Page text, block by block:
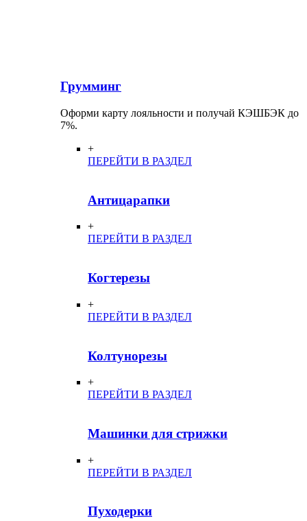
Грумминг
Оформи карту лояльности и получай КЭШБЭК до
7%.
+
ПЕРЕЙТИ В РАЗДЕЛ
Антицарапки
+
ПЕРЕЙТИ В РАЗДЕЛ
Когтерезы
+
ПЕРЕЙТИ В РАЗДЕЛ
Колтунорезы
+
ПЕРЕЙТИ В РАЗДЕЛ
Машинки для стрижки
+
ПЕРЕЙТИ В РАЗДЕЛ
Пуходерки